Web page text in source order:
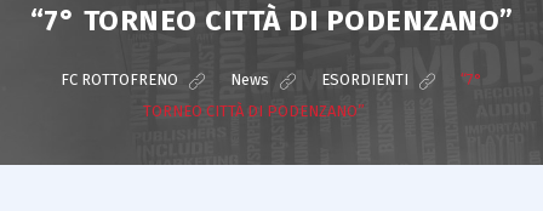
“7° TORNEO CITTÀ DI PODENZANO”
FC ROTTOFRENO News ESORDIENTI
“7°
TORNEO CITTÀ DI PODENZANO”